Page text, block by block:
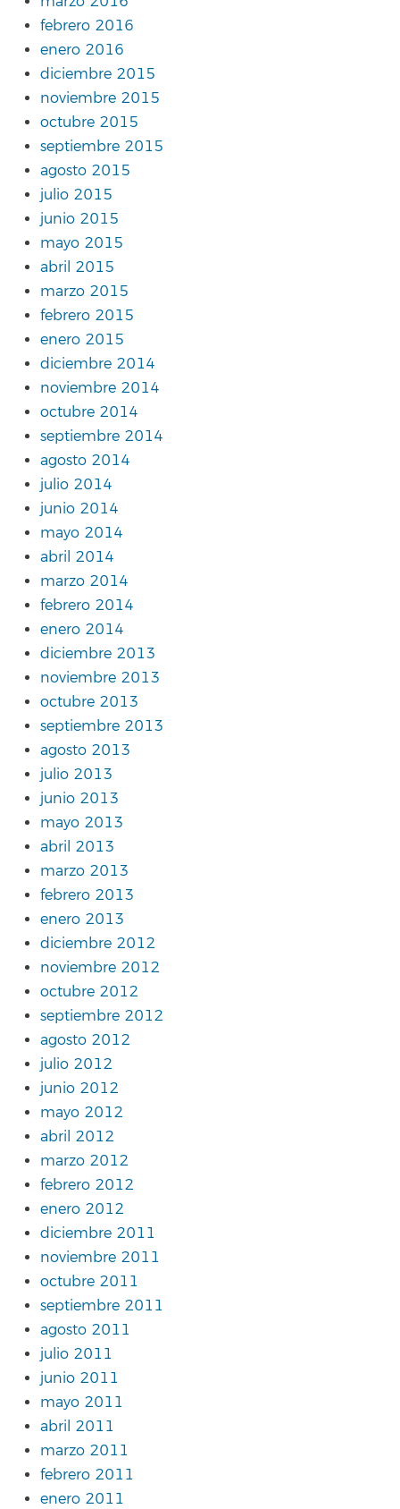
febrero 2016
enero 2016
diciembre 2015
noviembre 2015
octubre 2015
septiembre 2015
agosto 2015
julio 2015
junio 2015
mayo 2015
abril 2015
marzo 2015
febrero 2015
enero 2015
diciembre 2014
noviembre 2014
octubre 2014
septiembre 2014
agosto 2014
julio 2014
junio 2014
mayo 2014
abril 2014
marzo 2014
febrero 2014
enero 2014
diciembre 2013
noviembre 2013
octubre 2013
septiembre 2013
agosto 2013
julio 2013
junio 2013
mayo 2013
abril 2013
marzo 2013
febrero 2013
enero 2013
diciembre 2012
noviembre 2012
octubre 2012
septiembre 2012
agosto 2012
julio 2012
junio 2012
mayo 2012
abril 2012
marzo 2012
febrero 2012
enero 2012
diciembre 2011
noviembre 2011
octubre 2011
septiembre 2011
agosto 2011
julio 2011
junio 2011
mayo 2011
abril 2011
marzo 2011
febrero 2011
enero 2011